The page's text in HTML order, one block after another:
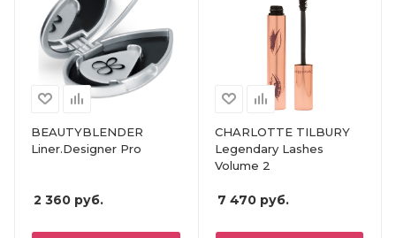
BEAUTYBLENDER
Liner.Designer Pro
2 360 руб.
CHARLOTTE TILBURY
Legendary Lashes
Volume 2
7 470руб.